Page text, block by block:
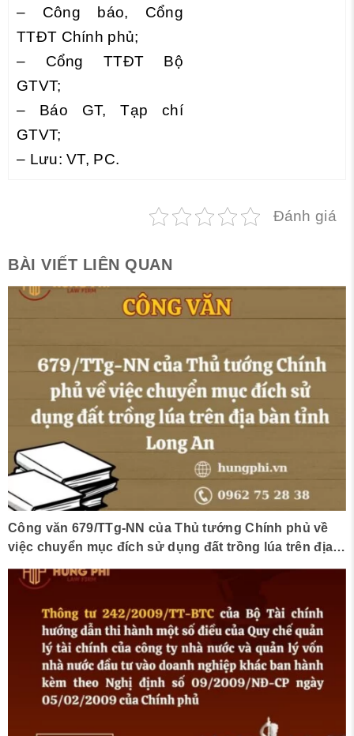
– Công báo, Cổng
TTĐT Chính phủ;
– Cổng TTĐT Bộ
GTVT;
– Báo GT, Tạp chí
GTVT;
– Lưu: VT, PC.
Đánh giá
BÀI VIẾT LIÊN QUAN
Công văn 679/TTg-NN của Thủ tướng Chính phủ về
việc chuyển mục đích sử dụng đất trồng lúa trên địa
bàn tỉnh Long An